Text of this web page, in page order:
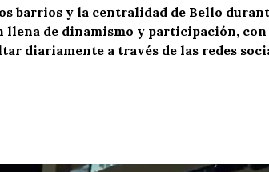
barrios y la centralidad de Bello
de dinamismo y participación,
diariamente a través de las redes